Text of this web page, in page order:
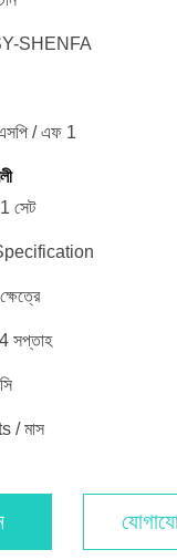
SHENFA
/ এফ 1
1 সেট
সপ্তাহ
/ মাস